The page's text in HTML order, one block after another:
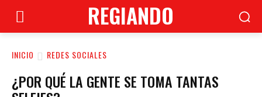
REGIANDO
INICIO REDES SOCIALES
¿POR QUÉ LA GENTE SE TOMA TANTAS